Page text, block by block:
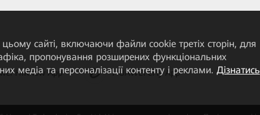
HiKnow App HUAWEI eFly App
сайті, включаючи файли cookie третіх сторін, для
пропонування розширених функціональних
медіа та персоналізації контенту і реклами. Дізнатись